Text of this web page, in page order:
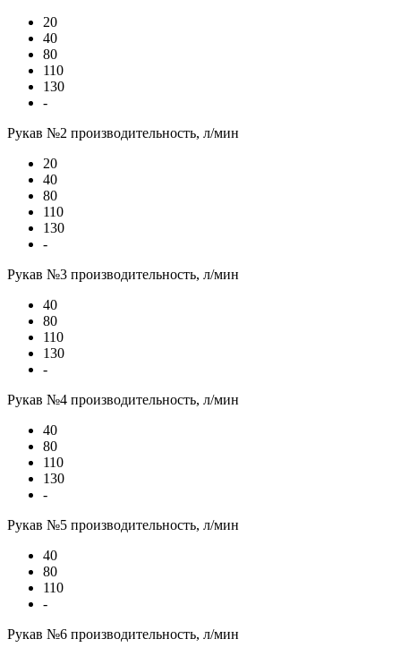
20
40
80
110
130
-
Рукав №2 производительность, л/мин
20
40
80
110
130
-
Рукав №3 производительность, л/мин
40
80
110
130
-
Рукав №4 производительность, л/мин
40
80
110
130
-
Рукав №5 производительность, л/мин
40
80
110
-
Рукав №6 производительность, л/мин